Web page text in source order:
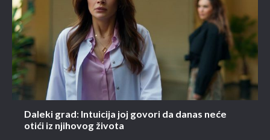
Daleki grad: Intuicija joj govori da danas neće
otići iz njihovog života